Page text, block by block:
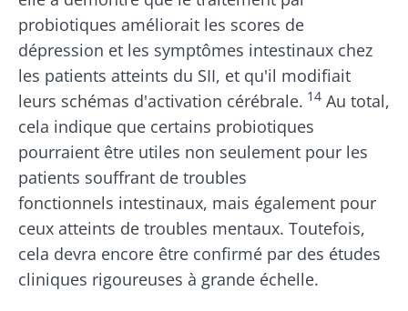
probiotiques améliorait les scores de
dépression et les symptômes intestinaux chez
les patients atteints du SII, et qu'il modifiait
leurs schémas d'activation cérébrale. 14 Au total,
cela indique que certains probiotiques
pourraient être utiles non seulement pour les
patients souffrant de troubles
fonctionnels intestinaux, mais également pour
ceux atteints de troubles mentaux. Toutefois,
cela devra encore être confirmé par des études
cliniques rigoureuses à grande échelle.